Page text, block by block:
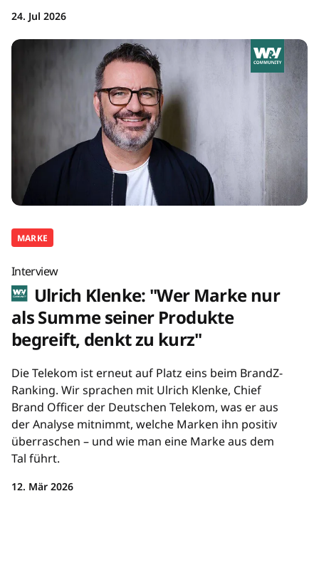
24. Jul 2026
MARKE
Interview
Ulrich Klenke: "Wer Marke nur
als Summe seiner Produkte
begreift, denkt zu kurz"
Die Telekom ist erneut auf Platz eins beim BrandZ-
Ranking. Wir sprachen mit Ulrich Klenke, Chief
Brand Officer der Deutschen Telekom, was er aus
der Analyse mitnimmt, welche Marken ihn positiv
überraschen – und wie man eine Marke aus dem
Tal führt.
12. Mär 2026